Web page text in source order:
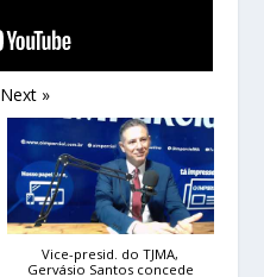
Next »
Vice-presid. do TJMA,
Gervásio Santos concede